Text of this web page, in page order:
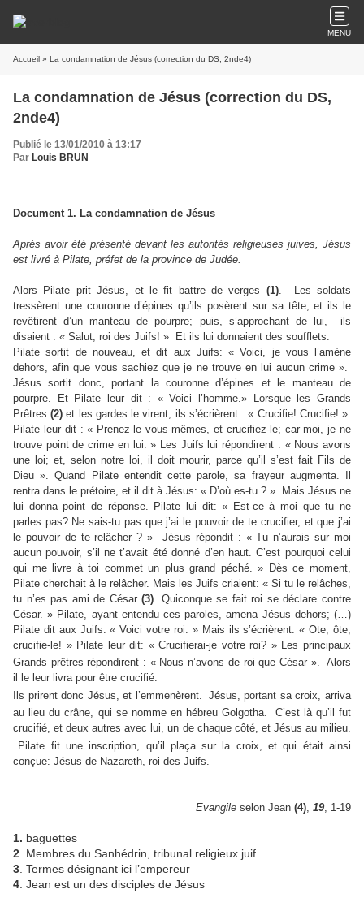
MENU
Accueil » La condamnation de Jésus (correction du DS, 2nde4)
La condamnation de Jésus (correction du DS,
2nde4)
Publié le 13/01/2010 à 13:17
Par Louis BRUN
Document 1. La condamnation de Jésus
Après avoir été présenté devant les autorités religieuses juives, Jésus
est livré à Pilate, préfet de la province de Judée.
Alors Pilate prit Jésus, et le fit battre de verges (1). Les soldats
tressèrent une couronne d’épines qu’ils posèrent sur sa tête, et ils le
revêtirent d’un manteau de pourpre; puis, s’approchant de lui, ils
disaient : « Salut, roi des Juifs! » Et ils lui donnaient des soufflets.
Pilate sortit de nouveau, et dit aux Juifs: « Voici, je vous l’amène
dehors, afin que vous sachiez que je ne trouve en lui aucun crime ».
Jésus sortit donc, portant la couronne d’épines et le manteau de
pourpre. Et Pilate leur dit : « Voici l’homme.» Lorsque les Grands
Prêtres(2) et les gardes le virent, ils s’écrièrent : « Crucifie! Crucifie! »
Pilate leur dit : « Prenez-le vous-mêmes, et crucifiez-le; car moi, je ne
trouve point de crime en lui. » Les Juifs lui répondirent : « Nous avons
une loi; et, selon notre loi, il doit mourir, parce qu’il s’est fait Fils de
Dieu ». Quand Pilate entendit cette parole, sa frayeur augmenta. Il
rentra dans le prétoire, et il dit à Jésus: « D’où es-tu ? » Mais Jésus ne
lui donna point de réponse. Pilate lui dit: « Est-ce à moi que tu ne
parles pas? Ne sais-tu pas que j’ai le pouvoir de te crucifier, et que j’ai
le pouvoir de te relâcher ? » Jésus répondit : « Tu n’aurais sur moi
aucun pouvoir, s’il ne t’avait été donné d’en haut. C’est pourquoi celui
qui me livre à toi commet un plus grand péché. » Dès ce moment,
Pilate cherchait à le relâcher. Mais les Juifs criaient: « Si tu le relâches,
tu n’es pas ami de César(3). Quiconque se fait roi se déclare contre
César. » Pilate, ayant entendu ces paroles, amena Jésus dehors; (…)
Pilate dit aux Juifs: « Voici votre roi. » Mais ils s’écrièrent: « Ote, ôte,
crucifie-le! » Pilate leur dit: « Crucifierai-je votre roi? » Les principaux
Grands prêtres répondirent : « Nous n’avons de roi que César ».
Alors
il le leur livra pour être crucifié.
Ils prirent donc Jésus, et l’emmenèrent.
Jésus, portant sa croix, arriva
au lieu du crâne, qui se nomme en hébreu Golgotha.
C’est là qu’il fut
crucifié, et deux autres avec lui, un de chaque côté, et Jésus au milieu.
Pilate fit une inscription, qu’il plaça sur la croix, et qui était ainsi
conçue: Jésus de Nazareth, roi des Juifs.
Evangile selon Jean (4) 19, 1-19
1. baguettes
2 . Membres du Sanhédrin, tribunal religieux juif
3 . Termes désignant ici l’empereur
4 . Jean est un des disciples de Jésus